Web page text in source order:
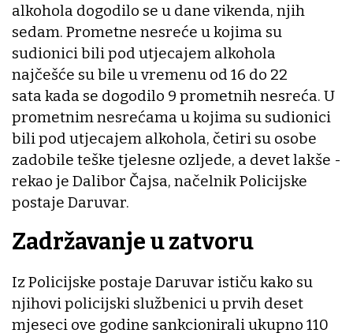
alkohola dogodilo se u dane vikenda, njih
sedam. Prometne nesreće u kojima su
sudionici bili pod utjecajem alkohola
najčešće su bile u vremenu od 16 do 22
sata kada se dogodilo 9 prometnih nesreća. U
prometnim nesrećama u kojima su sudionici
bili pod utjecajem alkohola, četiri su osobe
zadobile teške tjelesne ozljede, a devet lakše -
rekao je Dalibor Čajsa, načelnik Policijske
postaje Daruvar.
Zadržavanje u zatvoru
Iz Policijske postaje Daruvar ističu kako su
njihovi policijski službenici u prvih deset
mjeseci ove godine sankcionirali ukupno 110